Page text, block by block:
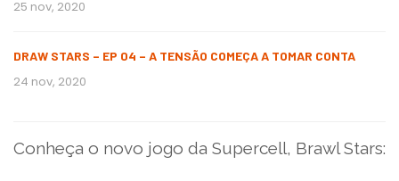
25 nov, 2020
DRAW STARS – EP 04 – A TENSÃO COMEÇA A TOMAR CONTA
24 nov, 2020
Conheça o novo jogo da Supercell, Brawl Stars: